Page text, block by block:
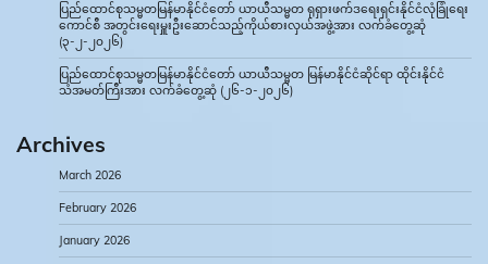
ပြည်ထောင်စုသမ္မတမြန်မာနိုင်ငံတော် ယာယီသမ္မတ ရုရှားဖက်ဒရေးရှင်းနိုင်ငံလုံခြုံရေး
ကောင်စီ အတွင်းရေးမှူးဦးဆောင်သည့်ကိုယ်စားလှယ်အဖွဲ့အား လက်ခံတွေ့ဆုံ
(၃-၂-၂၀၂၆)
ပြည်ထောင်စုသမ္မတမြန်မာနိုင်ငံတော် ယာယီသမ္မတ မြန်မာနိုင်ငံဆိုင်ရာ ထိုင်းနိုင်ငံ
သံအမတ်ကြီးအား လက်ခံတွေ့ဆုံ (၂၆-၁-၂၀၂၆)
Archives
March 2026
February 2026
January 2026